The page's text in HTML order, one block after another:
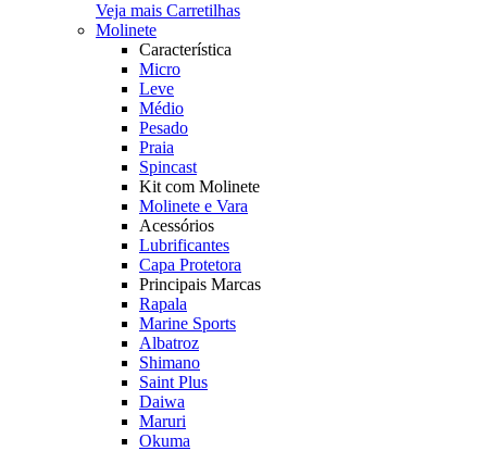
Veja mais Carretilhas
Molinete
Característica
Micro
Leve
Médio
Pesado
Praia
Spincast
Kit com Molinete
Molinete e Vara
Acessórios
Lubrificantes
Capa Protetora
Principais Marcas
Rapala
Marine Sports
Albatroz
Shimano
Saint Plus
Daiwa
Maruri
Okuma